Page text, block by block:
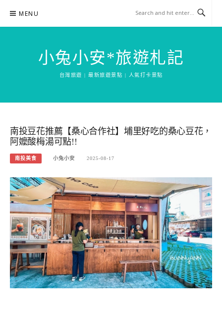
content
MENU
小兔小安*旅遊札記
台灣旅遊 | 最新旅遊景點 | 人氣打卡景點
南投豆花推薦【桑心合作社】埔里好吃的桑心豆花，
阿嬤酸梅湯可點!!
南投美食 小兔小安 2025-08-17